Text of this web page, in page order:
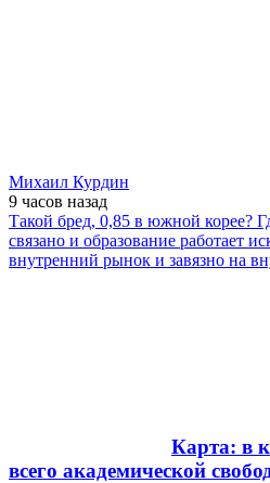
Михаил Курдин
9 часов назад
Такой бред, 0,85 в южной корее?
связано и образование работает
внутренний рынок и завязно на
Карта: в
всего академической